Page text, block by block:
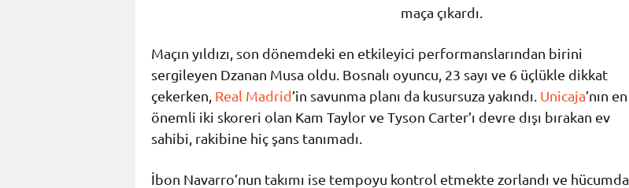
maça çıkardı.
Maçın yıldızı, son dönemdeki en etkileyici performanslarından birini
sergileyen Dzanan Musa oldu. Bosnalı oyuncu, 23 sayı ve 6 üçlükle dikkat
çekerken, Real Madrid’in savunma planı da kusursuza yakındı. Unicaja’nın en
önemli iki skoreri olan Kam Taylor ve Tyson Carter’ı devre dışı bırakan ev
sahibi, rakibine hiç şans tanımadı.
İbon Navarro’nun takımı ise tempoyu kontrol etmekte zorlandı ve hücumda